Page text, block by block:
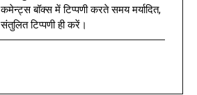
कमेन्ट्स बॉक्स में टिप्पणी करते समय मर्यादित,
संतुलित टिप्पणी ही करें।